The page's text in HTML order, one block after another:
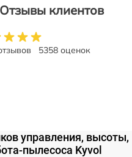
Отзывы клиентов
5358 оценок
управления, высоты,
пылесоса Kyvol